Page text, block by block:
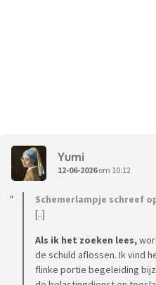
Yumi
12-06-2026om 10:12
Schemerlampje schreef
[..]
Als ik het zoeken lees,
de schuld aflossen. Ik vind
flinke portie begeleiding